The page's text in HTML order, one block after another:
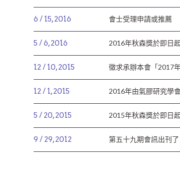
6 / 15,2016 會士受理申請或推薦
5 /6,2016 2016年秋森獎於即日
12 / 10,2015 徵求承辦本會「2017
12 / 1,2015 2016年由氣膠研究學
5 / 20,2015 2015年秋森獎於即日
9 / 29,2012 第五十九期會訊出刊了